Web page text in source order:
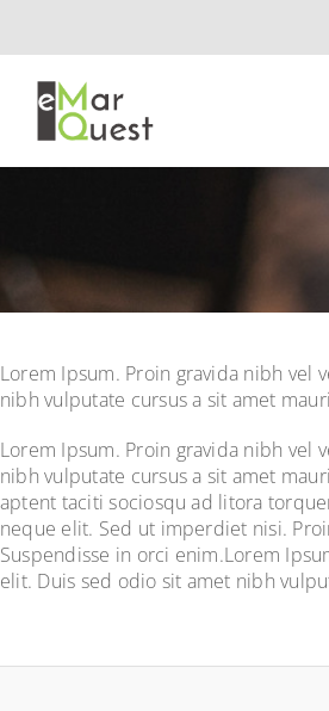
Lorem Ipsum. Proin gravida nibh vel
nibh vulputate cursus a sit amet
Lorem Ipsum. Proin gravida nibh vel
nibh vulputate cursus a sit amet
aptent taciti sociosqu ad litora
neque elit. Sed ut imperdiet nisi.
Suspendisse in orci enim.Lorem
elit. Duis sed odio sit amet nibh